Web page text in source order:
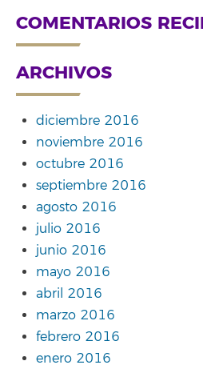
COMENTARIOS
ARCHIVOS
diciembre 2016
noviembre 2016
octubre 2016
septiembre 2016
agosto 2016
julio 2016
junio 2016
mayo 2016
abril 2016
marzo 2016
febrero 2016
enero 2016